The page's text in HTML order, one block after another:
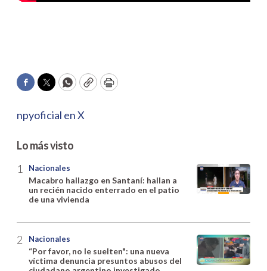
Facebook
TwitterWhatsApp
CopyPrint
npyoficial en X
Lo más visto
Nacionales
Macabro hallazgo en Santaní: hallan a
un recién nacido enterrado en el patio
de una vivienda
Nacionales
“Por favor, no le suelten": una nueva
víctima denuncia presuntos abusos del